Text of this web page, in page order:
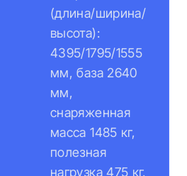
(длина/ширина/
высота):
4395/1795/1555
мм, база 2640
мм,
снаряженная
масса 1485 кг,
полезная
нагрузка 475 кг,